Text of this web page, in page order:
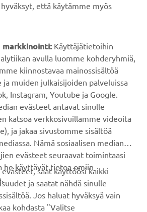
kuulee uusimmista tarjouksista,
julkaisuista ja paljon muuta...
TILAA
että käytämme myös
markkinointi: Käyttäjätietoihin
avulla luomme kohderyhmiä,
kiinnostavaa mainossisältöä
ja muiden julkaisijoiden palveluissa
Instagram, Youtube ja Google.
evästeet antavat sinulle
katsoa verkkosivuillamme videoita
ja jakaa sivustomme sisältöä
Nämä sosiaalisen median
evästeet seuraavat toimintaasi
he käyttävät tietoa omiin
saat käyttöösi kaikki
ja saatat nähdä sinulle
Jos haluat hyväksyä vain
kohdasta "Valitse